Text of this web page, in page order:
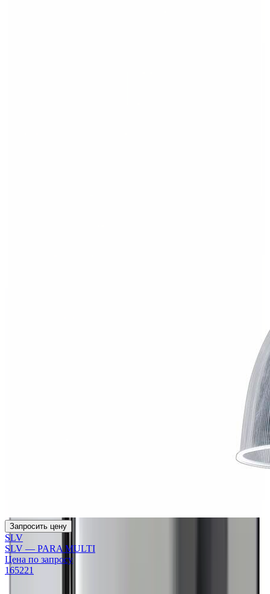
Запросить цену
SLV
SLV — PARA MULTI
Цена по запросу
165221